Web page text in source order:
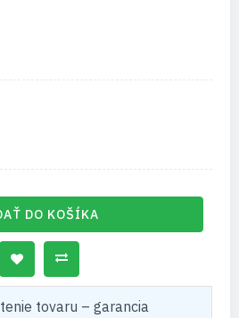
DO KOŠÍKA
tovaru – garancia